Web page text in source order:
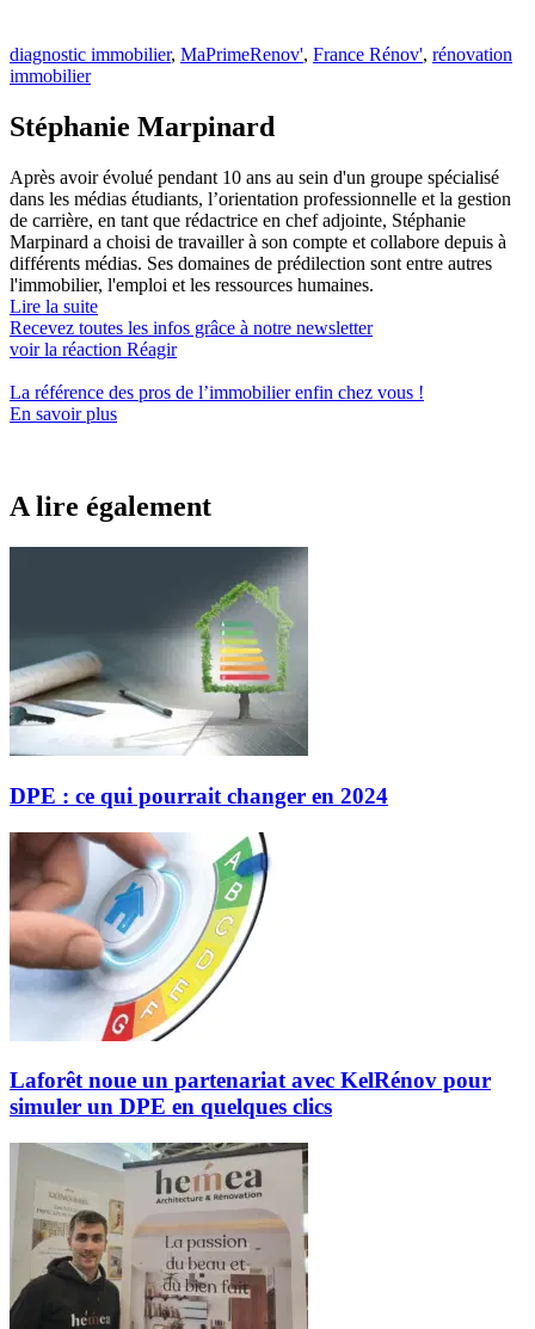
diagnostic immobilier, MaPrimeRenov', France Rénov', rénovation
immobilier
Stéphanie Marpinard
Après avoir évolué pendant 10 ans au sein d'un groupe spécialisé
dans les médias étudiants, l’orientation professionnelle et la gestion
de carrière, en tant que rédactrice en chef adjointe, Stéphanie
Marpinard a choisi de travailler à son compte et collabore depuis à
différents médias. Ses domaines de prédilection sont entre autres
l'immobilier, l'emploi et les ressources humaines.
Lire la suite
Recevez toutes les infos grâce à notre newsletter
voir la réaction Réagir
La référence des pros de l’immobilierenfin chez vous !
En savoir plus
A lire également
DPE : ce qui pourrait changer en 2024
Laforêt noue un partenariat avec KelRénov pour
simuler un DPE en quelques clics